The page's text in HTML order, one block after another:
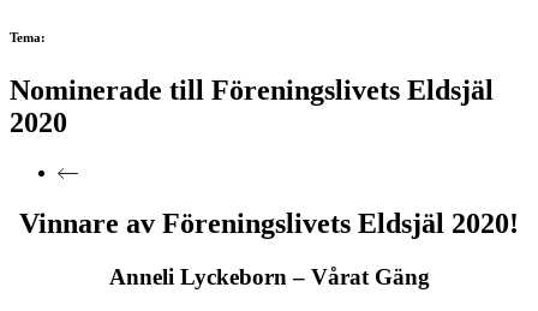
Tema:
Nominerade till Föreningslivets Eldsjäl
2020
Vinnare av Föreningslivets Eldsjäl 2020!
Anneli Lyckeborn – Vårat Gäng